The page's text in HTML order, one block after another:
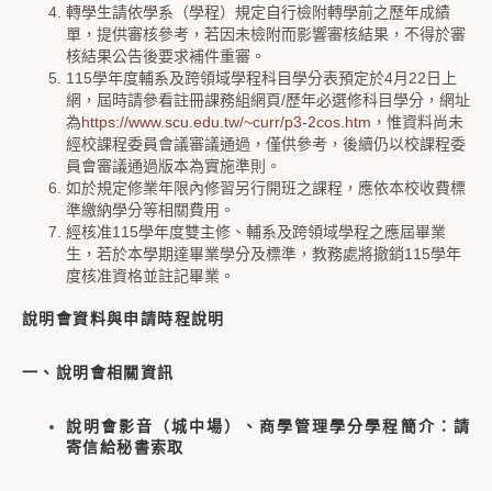
轉學生請依學系（學程）規定自行檢附轉學前之歷年成績
單，提供審核參考，若因未檢附而影響審核結果，不得於審
核結果公告後要求補件重審。
115學年度輔系及跨領域學程科目學分表預定於4月22日上
網，屆時請參看註冊課務組網頁/歷年必選修科目學分，網址
為https://www.scu.edu.tw/~curr/p3-2cos.htm ，惟資料尚未
經校課程委員會議審議通過，僅供參考，後續仍以校課程委
員會審議通過版本為實施準則。
如於規定修業年限內修習另行開班之課程，應依本校收費標
準繳納學分等相關費用。
經核准115學年度雙主修、輔系及跨領域學程之應屆畢業
生，若於本學期達畢業學分及標準，教務處將撤銷115學年
度核准資格並註記畢業。
說明會資料與申請時程說明
一、說明會相關資訊
說明會影音（城中場）、商學管理學分學程簡介：請
寄信給秘書索取